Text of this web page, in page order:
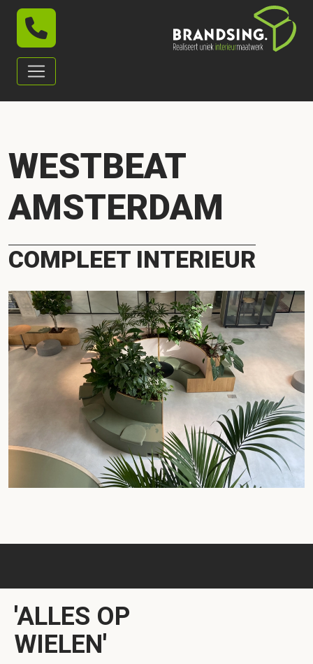
WESTBEAT
AMSTERDAM
COMPLEET INTERIEUR
'ALLES OP
WIELEN'